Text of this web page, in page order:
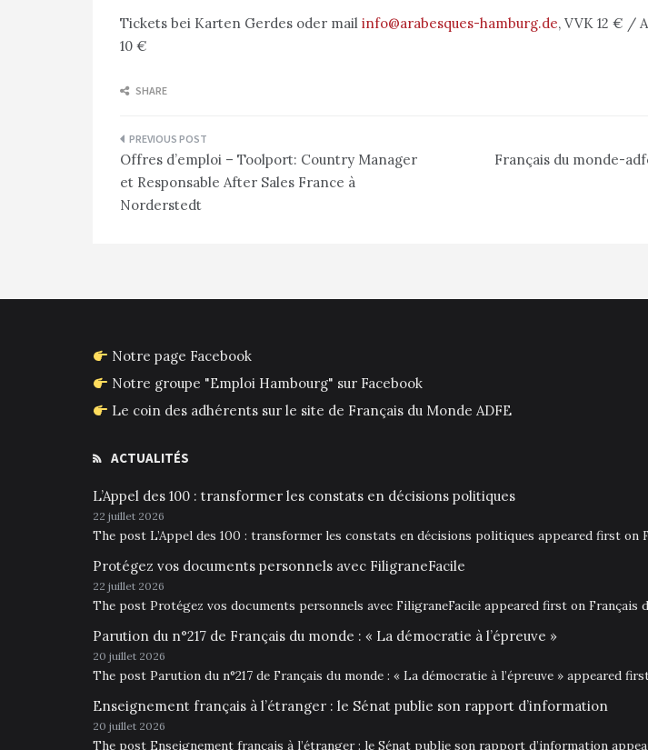
Tickets bei Karten Gerdes oder mail info@arabesques-hamburg.de, VVK 12 € /
10 €
SHARE
Navigation
de
l’article
Offres d’emploi – Toolport: Country Manager
et Responsable After Sales France à
Norderstedt
Français du monde-
Notre page Facebook
Notre groupe "Emploi Hambourg" sur Facebook
Le coin des adhérents sur le site de Français du Monde ADFE
ACTUALITÉS
L’Appel des 100 : transformer les constats en décisions politiques
22 juillet 2026
The post L’Appel des 100 : transformer les constats en décisions politiques appeared first on
Protégez vos documents personnels avec FiligraneFacile
22 juillet 2026
The post Protégez vos documents personnels avec FiligraneFacile appeared first on Français
Parution du n°217 de Français du monde : « La démocratie à l’épreuve »
20 juillet 2026
The post Parution du n°217 de Français du monde : « La démocratie à l’épreuve » appeared
Enseignement français à l’étranger : le Sénat publie son rapport d’information
20 juillet 2026
The post Enseignement français à l’étranger : le Sénat publie son rapport d’information